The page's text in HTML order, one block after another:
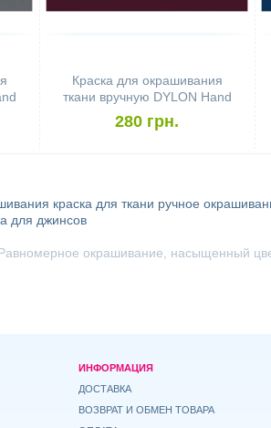
Краска для окрашивания
ткани вручную DYLON Hand
Use Plum Red
280 грн.
краска для ткани ручное
для джинсов
окрашивание, насыщенный
ИНФОРМАЦИЯ
ДОСТАВКА
ВОЗВРАТ И ОБМЕН ТОВАРА